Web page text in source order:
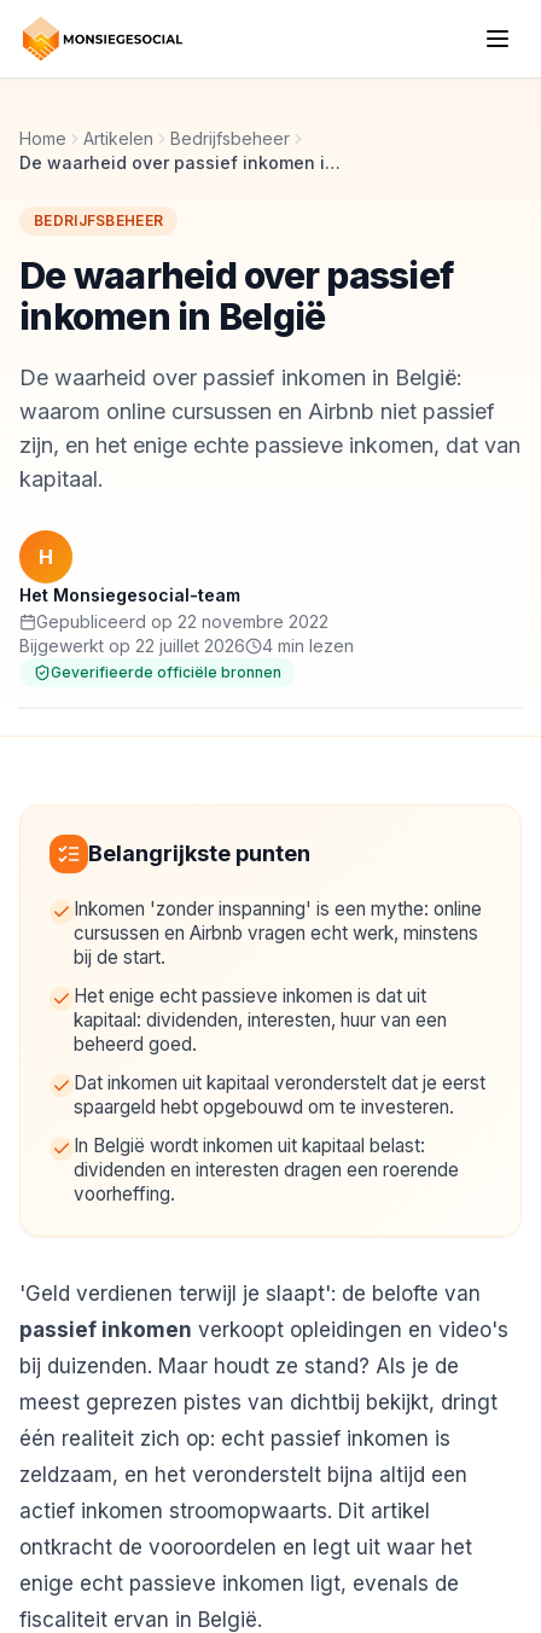
Home Artikelen
Bedrijfsbeheer
De waarheid over passief inkomen in België
BEDRIJFSBEHEER
De waarheid over passief
inkomen in België
De waarheid over passief inkomen in België:
waarom online cursussen en Airbnb niet passief
zijn, en het enige echte passieve inkomen, dat van
kapitaal.
H
Het Monsiegesocial-team
Gepubliceerd op 22 novembre 2022
Bijgewerkt op 22 juillet 2026
4 min lezen
Geverifieerde officiële bronnen
Belangrijkste punten
Inkomen 'zonder inspanning' is een mythe: online
cursussen en Airbnb vragen echt werk, minstens
bij de start.
Het enige echt passieve inkomen is dat uit
kapitaal: dividenden, interesten, huur van een
beheerd goed.
Dat inkomen uit kapitaal veronderstelt dat je eerst
spaargeld hebt opgebouwd om te investeren.
In België wordt inkomen uit kapitaal belast:
dividenden en interesten dragen een roerende
voorheffing.
'Geld verdienen terwijl je slaapt': de belofte van
passief inkomen verkoopt opleidingen en video's
bij duizenden. Maar houdt ze stand? Als je de
meest geprezen pistes van dichtbij bekijkt, dringt
één realiteit zich op: echt passief inkomen is
zeldzaam, en het veronderstelt bijna altijd een
actief inkomen stroomopwaarts. Dit artikel
ontkracht de vooroordelen en legt uit waar het
enige echt passieve inkomen ligt, evenals de
fiscaliteit ervan in België.